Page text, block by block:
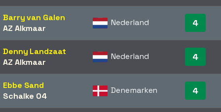
Barry van Galen
AZ Alkmaar
Nederland 4
Denny Landzaat
AZ Alkmaar
Nederland 4
Ebbe Sand
Schalke 04
Denemarken 4